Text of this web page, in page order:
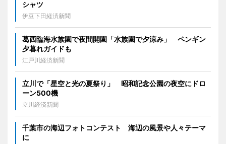
シャツ
伊豆下田経済新聞
葛西臨海水族園で夜間開園「水族園で夕涼み」 ペンギン
夕暮れガイドも
江戸川経済新聞
立川で「星空と光の夏祭り」 昭和記念公園の夜空にドロ
ーン500機
立川経済新聞
千葉市の海辺フォトコンテスト 海辺の風景や人々テーマ
に